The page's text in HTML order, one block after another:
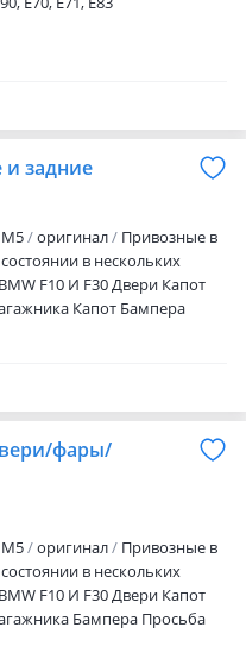
как у нового. Полное
оригинальным допускам и
и прозрачные
тех, кто хочет мощность,
Заводской
Договор:
под заказ Гарантия:
по договору Хочешь
M5 настоящую мощь M
оборотах.
и задние
оригинал
Привозные в
в нескольких
F10 И F30 Двери Капот
Капот Бампера
цену по звонкую.
фары/
оригинал
Привозные в
в нескольких
F10 И F30 Двери Капот
Бампера Просьба
по звонкую.